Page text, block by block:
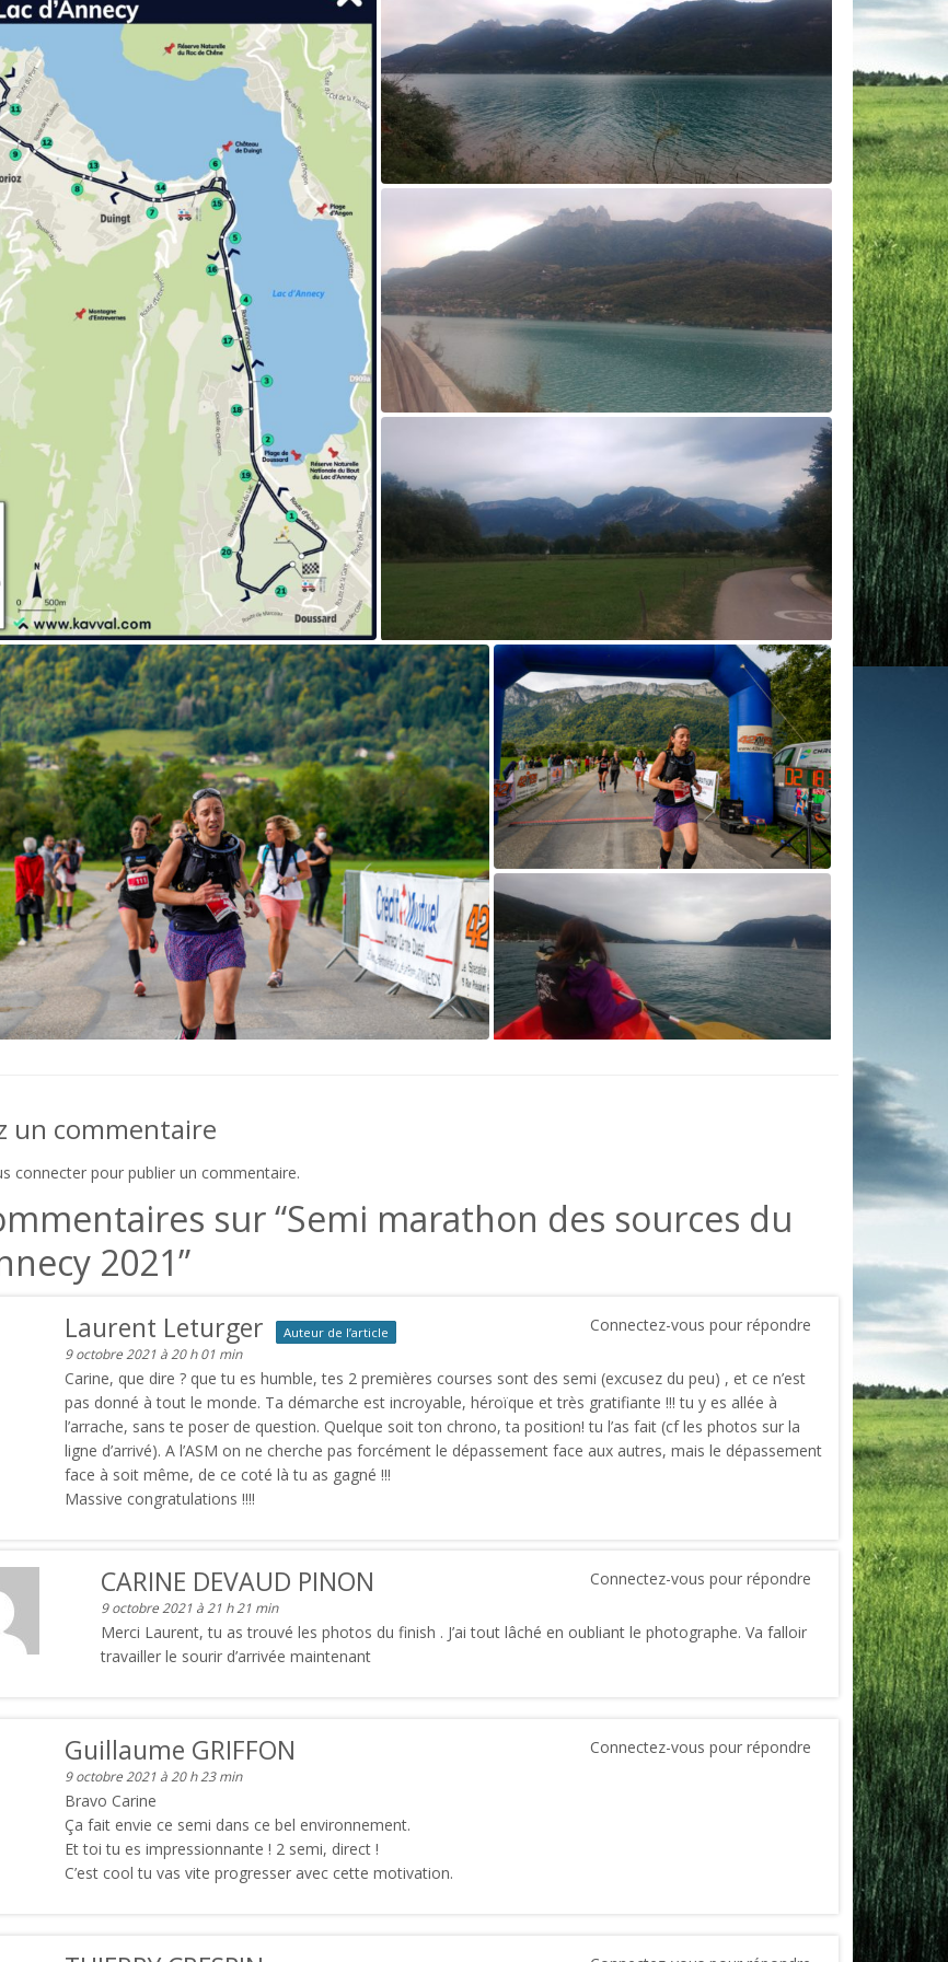
un commentaire
connecter pour publier un commentaire.
sur “Semi marathon des sources du
2021”
Connectez-vous pour répondre
Laurent Leturger Auteur de l’article
9 octobre 2021 à 20 h 01 min
Carine, que dire ? que tu es humble, tes 2 premières courses sont des semi (excusez du peu) , et ce n’est
pas donné à tout le monde. Ta démarche est incroyable, héroïque et très gratifiante !!! tu y es allée à
l’arrache, sans te poser de question. Quelque soit ton chrono, ta position! tu l’as fait (cf les photos sur la
ligne d’arrivé). A l’ASM on ne cherche pas forcément le dépassement face aux autres, mais le dépassement
face à soit même, de ce coté là tu as gagné !!!
Massive congratulations !!!!
Connectez-vous pour répondre
CARINE DEVAUD PINON
9 octobre 2021 à 21 h 21 min
Merci Laurent, tu as trouvé les photos du finish . J’ai tout lâché en oubliant le photographe. Va falloir
travailler le sourir d’arrivée maintenant
Connectez-vous pour répondre
Guillaume GRIFFON
9 octobre 2021 à 20 h 23 min
Bravo Carine
Ça fait envie ce semi dans ce bel environnement.
Et toi tu es impressionnante ! 2 semi, direct !
C’est cool tu vas vite progresser avec cette motivation.